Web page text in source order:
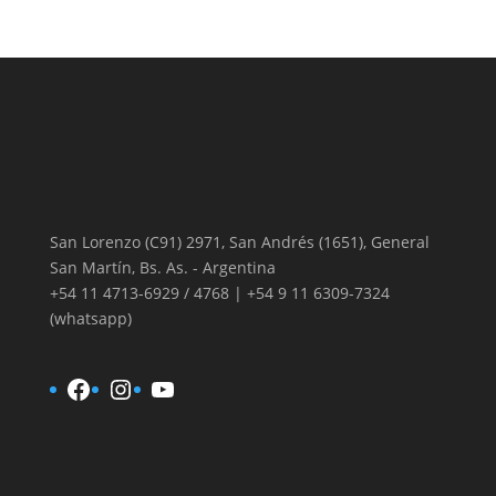
San Lorenzo (C91) 2971, San Andrés (1651), General
San Martín, Bs. As. - Argentina
+54 11 4713-6929 / 4768 | +54 9 11 6309-7324
(whatsapp)
Facebook
Instagram
YouTube